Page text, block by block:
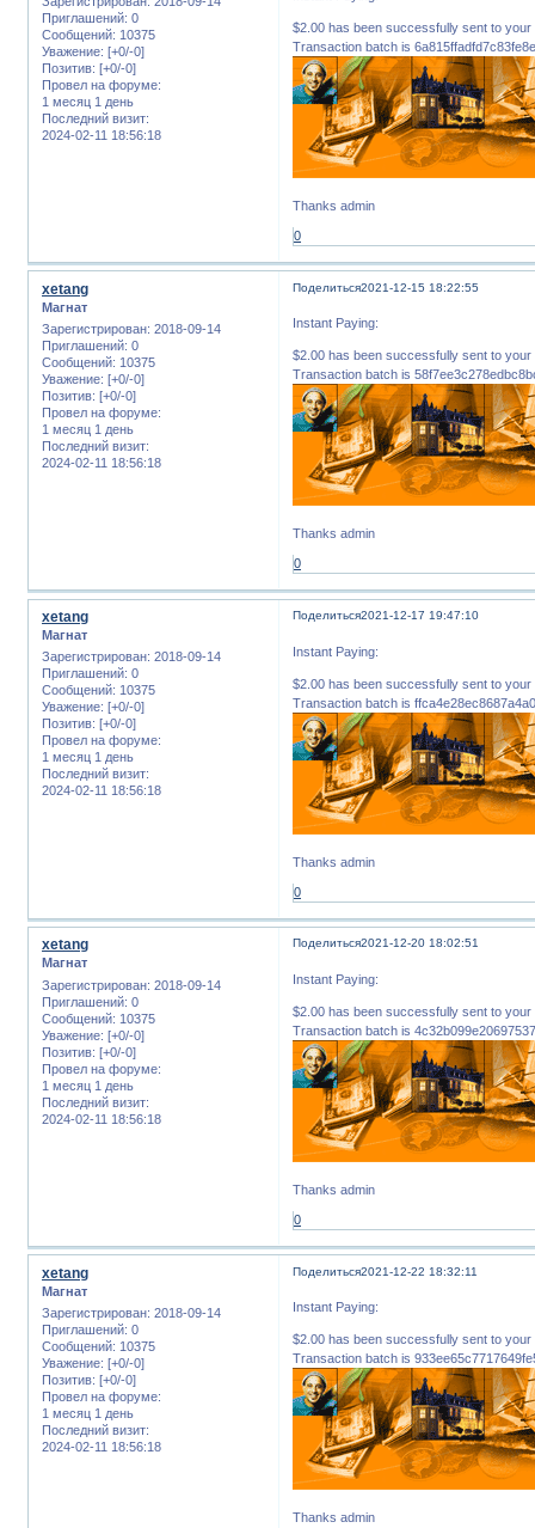
Приглашений: 0
Сообщений: 10375
Уважение: [+0/-0]
Позитив: [+0/-0]
Провел на форуме:
1 месяц 1 день
Последний визит:
2024-02-11 18:56:18
$2.00 has been successfully sent to
Transaction batch is
Thanks admin
0
Поделиться2021-12-15 18:22:55
xetang
Магнат
Зарегистрирован: 2018-09-14
Приглашений: 0
Сообщений: 10375
Уважение: [+0/-0]
Позитив: [+0/-0]
Провел на форуме:
1 месяц 1 день
Последний визит:
2024-02-11 18:56:18
Instant Paying:
$2.00 has been successfully sent to
Transaction batch is
Thanks admin
0
Поделиться2021-12-17 19:47:10
xetang
Магнат
Зарегистрирован: 2018-09-14
Приглашений: 0
Сообщений: 10375
Уважение: [+0/-0]
Позитив: [+0/-0]
Провел на форуме:
1 месяц 1 день
Последний визит:
2024-02-11 18:56:18
Instant Paying:
$2.00 has been successfully sent to
Transaction batch is
Thanks admin
0
Поделиться2021-12-20 18:02:51
xetang
Магнат
Зарегистрирован: 2018-09-14
Приглашений: 0
Сообщений: 10375
Уважение: [+0/-0]
Позитив: [+0/-0]
Провел на форуме:
1 месяц 1 день
Последний визит:
2024-02-11 18:56:18
Instant Paying:
$2.00 has been successfully sent to
Transaction batch is
Thanks admin
0
Поделиться2021-12-22 18:32:11
xetang
Магнат
Зарегистрирован: 2018-09-14
Приглашений: 0
Сообщений: 10375
Уважение: [+0/-0]
Позитив: [+0/-0]
Провел на форуме:
1 месяц 1 день
Последний визит:
2024-02-11 18:56:18
Instant Paying:
$2.00 has been successfully sent to
Transaction batch is
Thanks admin